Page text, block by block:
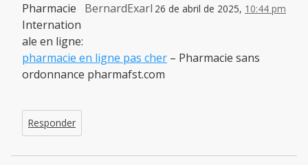
BernardExarl 26 de abril de 2025, 10:44 pm
Pharmacie
Internation
ale en ligne:
pharmacie en ligne pas cher – Pharmacie sans
ordonnance pharmafst.com
Responder